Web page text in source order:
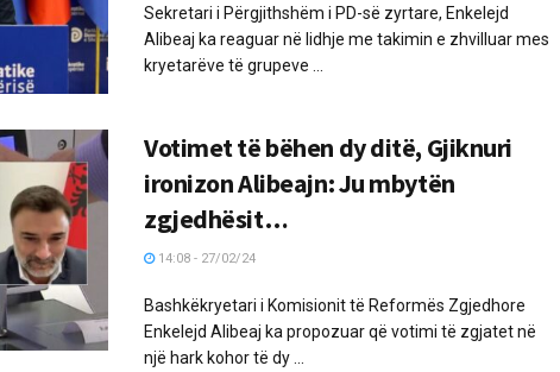
Sekretari i Përgjithshëm i PD-së zyrtare, Enkelejd
Alibeaj ka reaguar në lidhje me takimin e zhvilluar mes
kryetarëve të grupeve ...
Votimet të bëhen dy ditë, Gjiknuri
ironizon Alibeajn: Ju mbytën
zgjedhësit…
14:08 - 27/02/24
Bashkëkryetari i Komisionit të Reformës Zgjedhore
Enkelejd Alibeaj ka propozuar që votimi të zgjatet në
një hark kohor të dy ...